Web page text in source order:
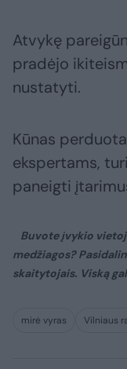
Atvykę
pradėjo
nustatyti.
Kūnas
ekspertams,
paneigti
Buvote įvykio
medžiagos?
skaitytojais. Viską
mirė vyras Vilniaus